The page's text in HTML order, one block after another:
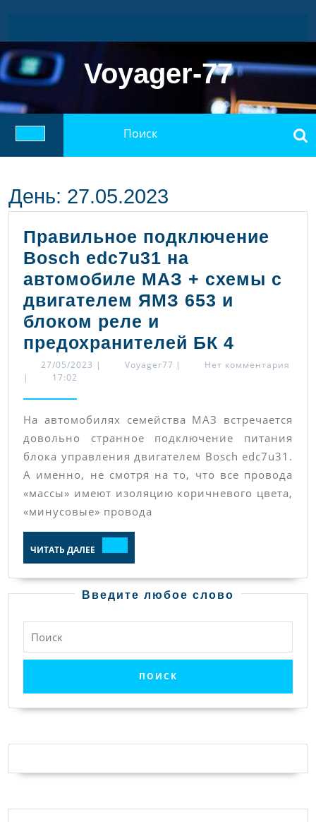
Voyager-77
Кнопка
Открыть
День: 27.05.2023
Правильное подключение
Bosch edc7u31 на
автомобиле МАЗ + схемы с
двигателем ЯМЗ 653 и
блоком реле и
предохранителей БК 4
на
МАЗ
+
ЯМЗ
653
и
реле
4
27/05/2023 27/05/2023
| Voyager77 Voyager77
|
Нет комментария
|
17:02
На автомобилях семейства МАЗ встречается
довольно странное подключение питания
блока управления двигателем Bosch edc7u31.
А именно, не смотря на то, что все провода
«массы» имеют изоляцию коричневого цвета,
«минусовые» провода
ЧИТАТЬ ДАЛЕЕ ДАЛЕЕ
Введите любое слово